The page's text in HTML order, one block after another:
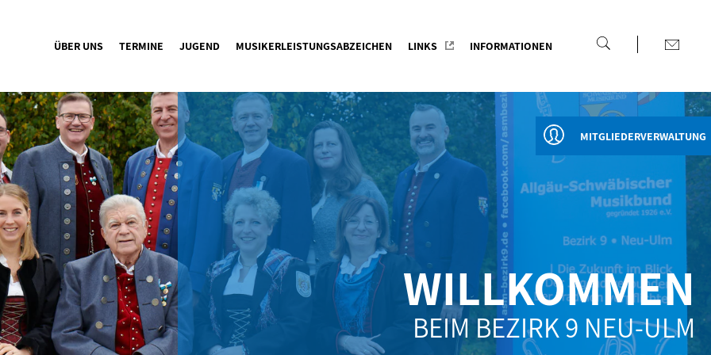
ÜBER UNS TERMINE JUGEND MUSIKERLEISTUNGSABZEICHEN LINKS INFORMATIONEN
WILLKOMMEN
BEIM BEZIRK 9 NEU-ULM
MITGLIEDERVERWALTUNG